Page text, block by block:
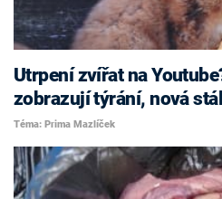
Utrpení zvířat na
zobrazují týrání, nová
Téma: Prima Mazlíček